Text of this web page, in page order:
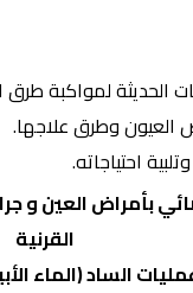
الحديثة لمواكبة طرق
العيون وطرق علاجها.
احتياجاته.
بأمراض العين و
القرنية
الساد (الماء